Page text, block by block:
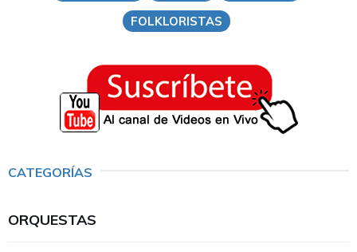
FOLKLORISTAS
CATEGORÍAS
ORQUESTAS